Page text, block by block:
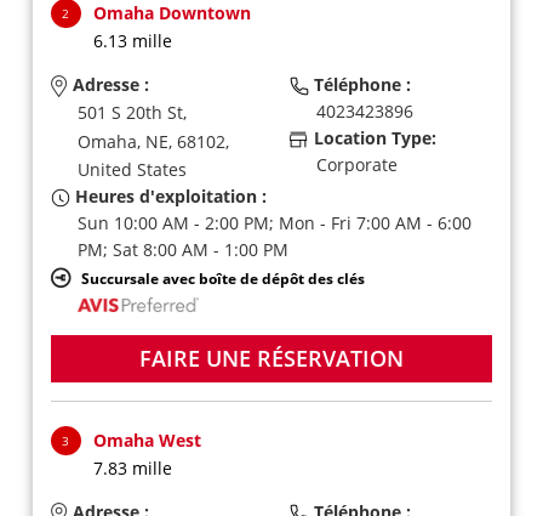
2
Omaha Downtown
6.13 mille
Adresse :
501 S 20th St,
Omaha, NE, 68102,
United States
Téléphone :
4023423896
Location Type:
Corporate
Heures d'exploitation :
Sun 10:00 AM - 2:00 PM; Mon - Fri 7:00 AM - 6:00
PM; Sat 8:00 AM - 1:00 PM
Succursale avec boîte de dépôt des clés
FAIRE UNE RÉSERVATION
3
Omaha West
7.83 mille